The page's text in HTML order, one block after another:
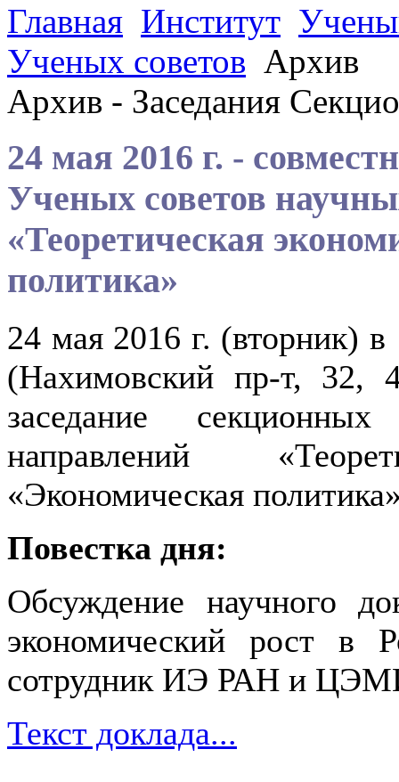
Главная Институт
Ученых советов Архив
Архив - Заседания
24 мая 2016 г. -
Ученых советов
«Теоретическая
политика»
24 мая 2016 г. (вторник)
(Нахимовский пр-т, 32,
заседание
направлений
«Экономическая
Повестка дня:
Обсуждение научного
экономический рост в
сотрудник ИЭ РАН и
Текст доклада...